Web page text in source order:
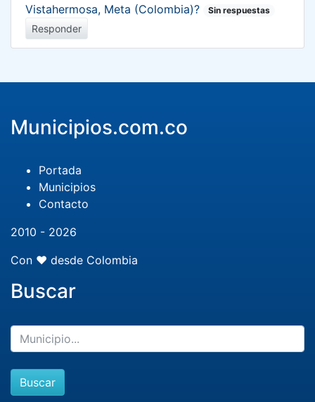
Vistahermosa, Meta (Colombia)?
Sin respuestas
Responder
Municipios.com.co
Portada
Municipios
Contacto
2010 - 2026
Con ❤️ desde Colombia
Buscar
Buscar